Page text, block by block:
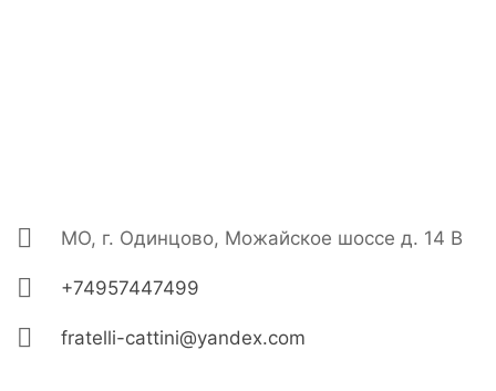
МО, г. Одинцово, Можайское шоссе д. 14 В
+74957447499
fratelli-cattini@yandex.com